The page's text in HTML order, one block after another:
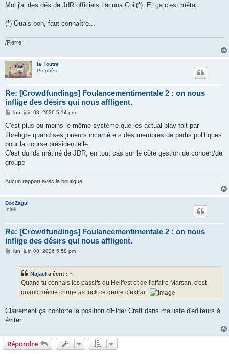
s
g
e
Moi j'ai des dés de JdR officiels Lacuna Coil(*). Et ça c'est métal.
(*) Ouais bon, faut connaître...
/Pierre
la_loutre
Prophète
Re: [Crowdfundings] Foulancementimentale 2 : on nous
inflige des désirs qui nous affligent.
M
s
a
g
lun. juin 08, 2026 5:14 pm
C'est plus ou moins le même système que les actual play fait par
fibretigre quand ses joueurs incarné.e.s des membres de partis politiques
pour la course présidentielle.
C'est du jds mâtiné de JDR, en tout cas sur le côté gestion de concert/de
groupe
Aucun rapport avec la boutique
DocZagul
Initié
Re: [Crowdfundings] Foulancementimentale 2 : on nous
inflige des désirs qui nous affligent.
Mlun. juin 08, 2026 5:58 pm
Najael a écrit : ↑
Quand tu connais les passifs du Hellfest et de l'affaire Marsan, c'est
quand même cringe as fuck ce genre d'extrait:
Clairement ça conforte la position d'Elder Craft dans ma liste d'éditeurs à
éviter.
Répondre